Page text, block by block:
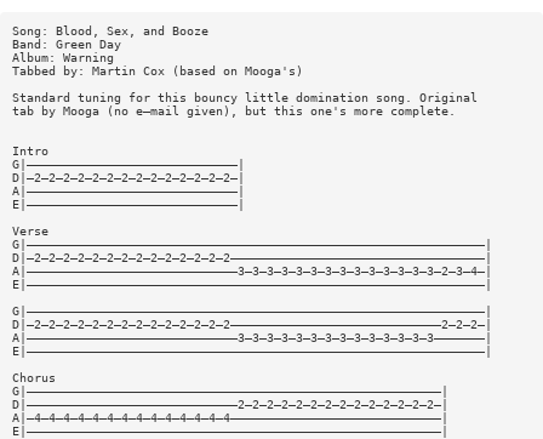
Song: Blood, Sex, and Booze
Band: Green Day
Album: Warning
Tabbed by: Martin Cox (based on Mooga's)
Standard tuning for this bouncy little domination song. Original
tab by Mooga (no e—mail given), but this one's more complete.
Intro
G|—————————————————————————————|
D|—2—2—2—2—2—2—2—2—2—2—2—2—2—2—|
A|—————————————————————————————|
E|—————————————————————————————|
Verse
G|———————————————————————————————————————————————————————————————|
D|—2—2—2—2—2—2—2—2—2—2—2—2—2—2———————————————————————————————————|
A|—————————————————————————————3—3—3—3—3—3—3—3—3—3—3—3—3—3—2—3—4—|
E|———————————————————————————————————————————————————————————————|
G|———————————————————————————————————————————————————————————————|
D|—2—2—2—2—2—2—2—2—2—2—2—2—2—2—————————————————————————————2—2—2—|
A|—————————————————————————————3—3—3—3—3—3—3—3—3—3—3—3—3—3———————|
E|———————————————————————————————————————————————————————————————|
Chorus
G|—————————————————————————————————————————————————————————|
D|—————————————————————————————2—2—2—2—2—2—2—2—2—2—2—2—2—2—|
A|—4—4—4—4—4—4—4—4—4—4—4—4—4—4—————————————————————————————|
E|—————————————————————————————————————————————————————————|